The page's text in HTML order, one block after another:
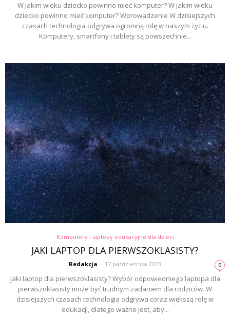
W jakim wieku dziecko powinno mieć komputer? W jakim wieku
dziecko powinno mieć komputer? Wprowadzenie W dzisiejszych
czasach technologia odgrywa ogromną rolę w naszym życiu.
Komputery, smartfony i tablety są powszechnie...
Komputery i laptopy edukacyjne dla dzieci
JAKI LAPTOP DLA PIERWSZOKLASISTY?
Redakcja - 17 października 2023 0
Jaki laptop dla pierwszoklasisty? Wybór odpowiedniego laptopa dla
pierwszoklasisty może być trudnym zadaniem dla rodziców. W
dzisiejszych czasach technologia odgrywa coraz większą rolę w
edukacji, dlatego ważne jest, aby...